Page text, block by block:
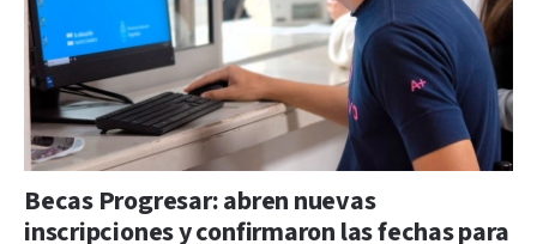
Becas Progresar: abren nuevas
inscripciones y confirmaron las fechas para